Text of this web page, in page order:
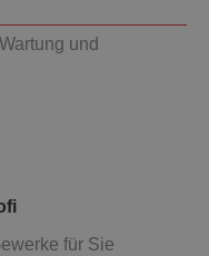
und
für Sie